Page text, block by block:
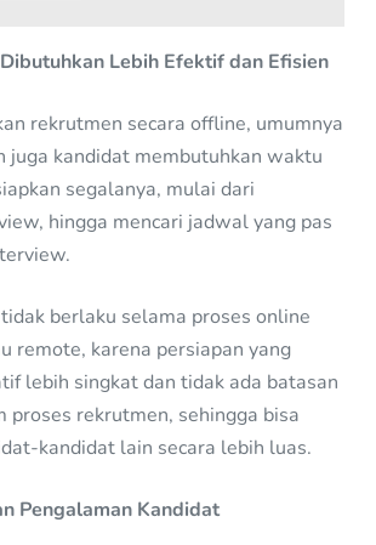
Lebih Efektif dan Efisien
rekrutmen secara offline, umumnya
juga kandidat membutuhkan waktu
segalanya, mulai dari
hingga mencari jadwal yang pas
berlaku selama proses online
remote, karena persiapan yang
lebih singkat dan tidak ada batasan
proses rekrutmen, sehingga bisa
kandidat lain secara lebih luas.
Pengalaman Kandidat